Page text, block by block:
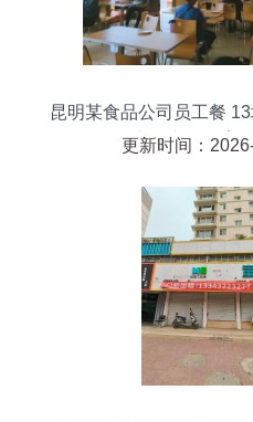
昆明某食品公司员工餐
出租车，教育
更新时间：